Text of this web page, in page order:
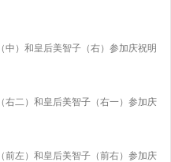
）和皇后美智子（右）参加庆祝明
二）和皇后美智子（右一）参加庆
左）和皇后美智子（前右）参加庆